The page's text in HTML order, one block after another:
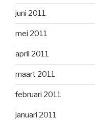
juni 2011
mei 2011
april 2011
maart 2011
februari 2011
januari 2011